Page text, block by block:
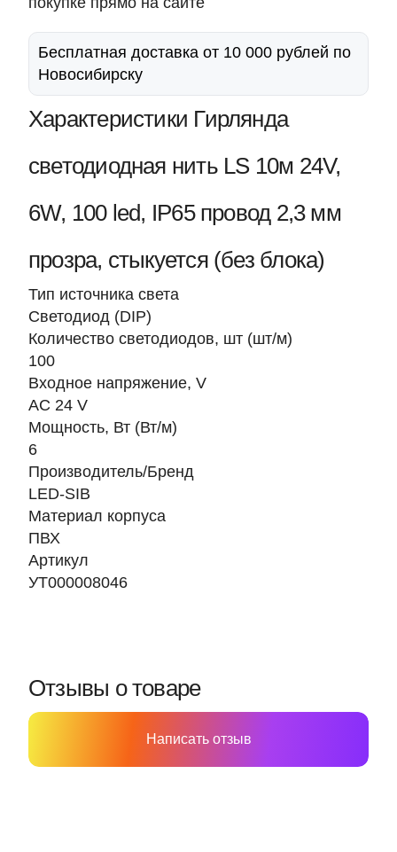
Бесплатная доставка от 10 000 рублей по
Новосибирску
Характеристики Гирлянда
светодиодная нить LS 10м 24V,
6W, 100 led, IP65 провод 2,3 мм
прозра, стыкуется (без блока)
Тип источника света
Светодиод (DIP)
Количество светодиодов, шт (шт/м)
100
Входное напряжение, V
AC 24 V
Мощность, Вт (Вт/м)
6
Производитель/Бренд
LED-SIB
Материал корпуса
ПВХ
Артикул
УТ000008046
Отзывы о товаре
Написать отзыв